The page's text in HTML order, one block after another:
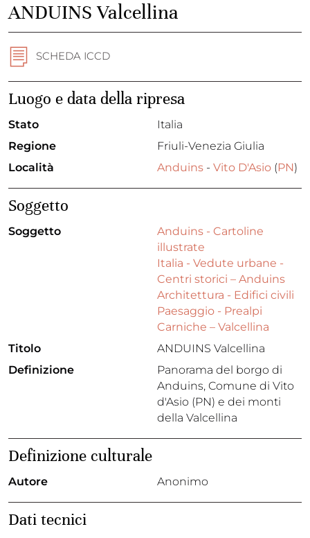
ANDUINS Valcellina
SCHEDA ICCD
Luogo e data della ripresa
Stato
Italia
Regione
Friuli-Venezia Giulia
Località
Anduins - Vito D'Asio (PN)
Soggetto
Soggetto
Anduins - Cartoline
illustrate
Italia - Vedute urbane -
Centri storici – Anduins
Architettura - Edifici civili
Paesaggio - Prealpi
Carniche – Valcellina
Titolo
ANDUINS Valcellina
Definizione
Panorama del borgo di
Anduins, Comune di Vito
d'Asio (PN) e dei monti
della Valcellina
Definizione culturale
Autore Anonimo
Dati tecnici